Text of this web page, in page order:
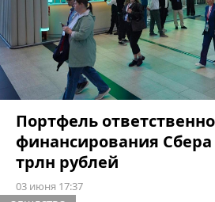
Портфель
финансирования Сбера
трлн рублей
03 июня 17:37